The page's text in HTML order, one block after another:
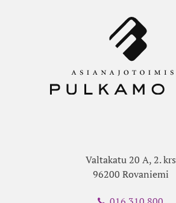
Valtakatu 20 A, 2. krs
96200 Rovaniemi